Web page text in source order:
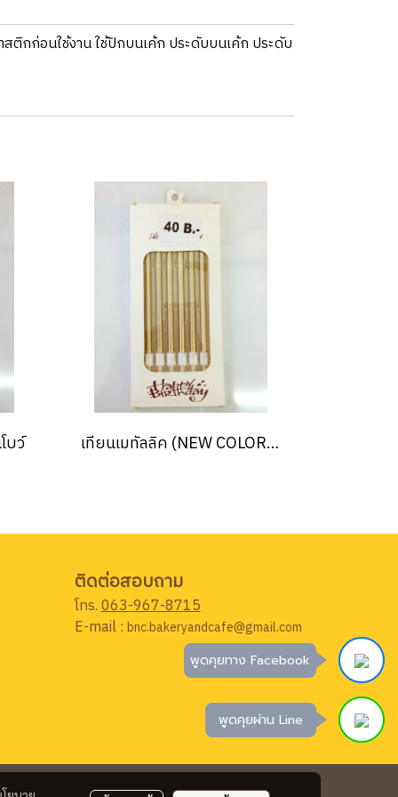
ติกก่อนใช้งาน ใช้ปักบนเค้ก ประดับบนเค้ก ประดับ
บว์ เทียนเมทัลลิค (NEW COLOR) สีกุหลาบทอง
ติดต่อสอบถาม
โทร.063-967-8715
E-mail : bnc.bakeryandcafe@gmail.com
พูดคุยทาง Facebook
พูดคุยผ่าน Line